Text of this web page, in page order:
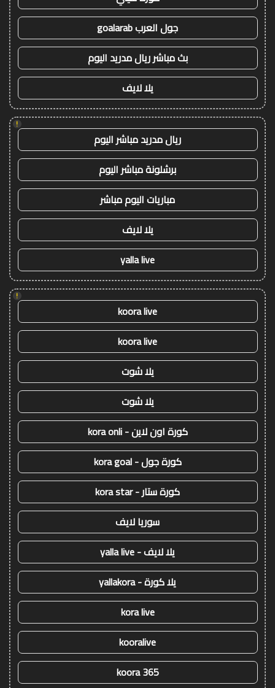
جول العرب goalarab
بث مباشر ريال مدريد اليوم
يلا لايف
!
ريال مدريد مباشر اليوم
برشلونة مباشر اليوم
مباريات اليوم مباشر
يلا لايف
yalla live
!
koora live
koora live
يلا شوت
يلا شوت
كورة اون لاين - kora onli
كورة جول - kora goal
كورة ستار - kora star
سوريا لايف
يلا لايف - yalla live
يلا كورة - yallakora
kora live
kooralive
koora 365